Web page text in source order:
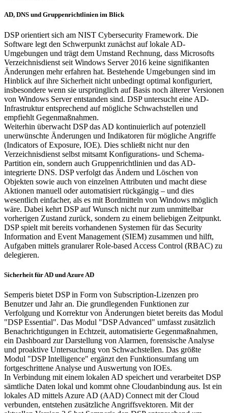
AD, DNS und Gruppenrichtlinien im Blick
DSP orientiert sich am NIST Cybersecurity Framework. Die
Software legt den Schwerpunkt zunächst auf lokale AD-
Umgebungen und trägt dem Umstand Rechnung, dass Microsofts
Verzeichnisdienst seit Windows Server 2016 keine signifikanten
Änderungen mehr erfahren hat. Bestehende Umgebungen sind im
Hinblick auf ihre Sicherheit nicht unbedingt optimal konfiguriert,
insbesondere wenn sie ursprünglich auf Basis noch älterer Versionen
von Windows Server entstanden sind. DSP untersucht eine AD-
Infrastruktur entsprechend auf mögliche Schwachstellen und
empfiehlt Gegenmaßnahmen.
Weiterhin überwacht DSP das AD kontinuierlich auf potenziell
unerwünschte Änderungen und Indikatoren für mögliche Angriffe
(Indicators of Exposure, IOE). Dies schließt nicht nur den
Verzeichnisdienst selbst mitsamt Konfigurations- und Schema-
Partition ein, sondern auch Gruppenrichtlinien und das AD-
integrierte DNS. DSP verfolgt das Ändern und Löschen von
Objekten sowie auch von einzelnen Attributen und macht diese
Aktionen manuell oder automatisiert rückgängig – und dies
wesentlich einfacher, als es mit Bordmitteln von Windows möglich
wäre. Dabei kehrt DSP auf Wunsch nicht nur zum unmittelbar
vorherigen Zustand zurück, sondern zu einem beliebigen Zeitpunkt.
DSP spielt mit bereits vorhandenen Systemen für das Security
Information and Event Management (SIEM) zusammen und hilft,
Aufgaben mittels granularer Role-based Access Control (RBAC) zu
delegieren.
Sicherheit für AD und Azure AD
Semperis bietet DSP in Form von Subscription-Lizenzen pro
Benutzer und Jahr an. Die grundlegenden Funktionen zur
Verfolgung und Korrektur von Änderungen bietet bereits das Modul
"DSP Essential". Das Modul "DSP Advanced" umfasst zusätzlich
Benachrichtigungen in Echtzeit, automatisierte Gegenmaßnahmen,
ein Dashboard zur Darstellung von Alarmen, forensische Analyse
und proaktive Untersuchung von Schwachstellen. Das größte
Modul "DSP Intelligence" ergänzt den Funktionsumfang um
fortgeschrittene Analyse und Auswertung von IOEs.
In Verbindung mit einem lokalen AD speichert und verarbeitet DSP
sämtliche Daten lokal und kommt ohne Cloudanbindung aus. Ist ein
lokales AD mittels Azure AD (AAD) Connect mit der Cloud
verbunden, entstehen zusätzliche Angriffsvektoren. Mit der